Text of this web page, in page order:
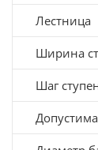
Лестница
Ширина
Шаг